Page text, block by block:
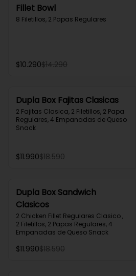
Fillet Bowl
8 Filetillos, 2 Papas Regulares
$10.290$14.290
Dupla Box Fajitas Clasicas
2 Fajitas Clasica, 2 Filetillos, 2 Papa
Regulares, 4 Empanadas de Queso
Snack
$11.990$18.590
Dupla Box Sandwich
Clasicos
2 Chicken Fillet Regulares Clasico ,
2 Filetillos, 2 Papas Regulares, 4
Empanadas de Queso Snack
$11.990$18.590